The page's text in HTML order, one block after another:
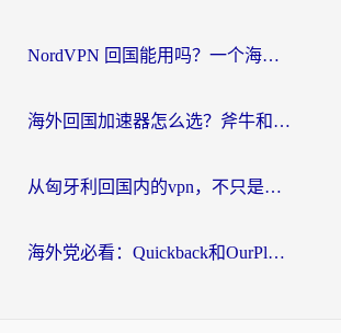
NordVPN 回国能用吗？一个海外用户必须面对的真实困境
海外回国加速器怎么选？斧牛和海龟哪个好？一篇帮你避开坑的实用指南
从匈牙利回国内的vpn，不只是为了刷剧那么简单
海外党必看：Quickback和OurPlay好用吗？3分钟选对回国加速器，无缝刷剧玩游戏